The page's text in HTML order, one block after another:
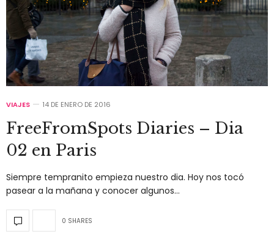
VIAJES 14 DE ENERO DE 2016
FreeFromSpots Diaries – Dia
02 en Paris
Siempre tempranito empieza nuestro dia. Hoy nos tocó
pasear a la mañana y conocer algunos…
0 SHARES